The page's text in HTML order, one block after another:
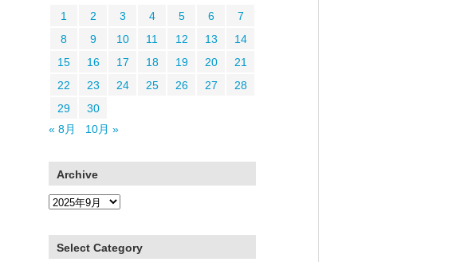
1 2 3 4 5 6
7
8
9 10 11 12 13
14
15
16 17 18 19 20
21
22
23 24 25 26 27
28
29
30
« 8月
10月 »
Archive
Archive
Select Category